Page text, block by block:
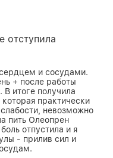
отступила
и сосудами.
+ после работы
В итоге получила
практически
невозможно
пить Олеопрен
отпустила и я
- прилив сил и